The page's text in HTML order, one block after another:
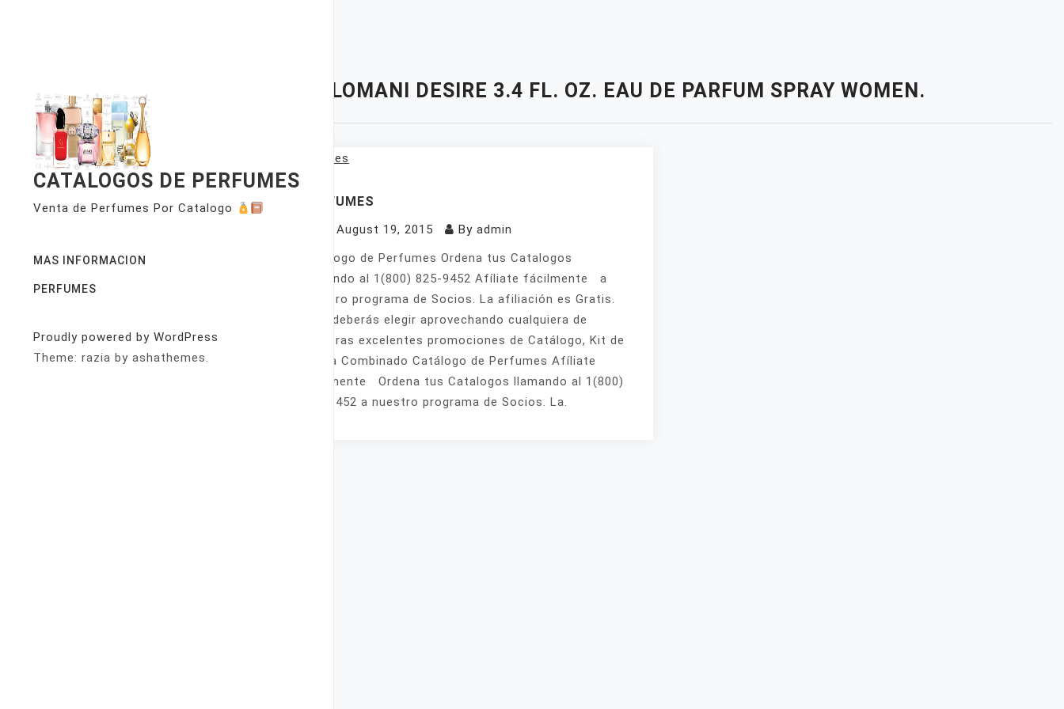
CATALOGOS DE PERFUMES
Venta de Perfumes Por Catalogo
MAS INFORMACION
PERFUMES
Proudly powered by WordPress
Theme: razia by ashathemes.
LOMANI DESIRE 3.4 FL. OZ. EAU DE PARFUM SPRAY WOMEN.
PERFUMES
August 19, 2015 By admin
Catálogo de Perfumes Ordena tus Catalogos
llamando al 1(800) 825-9452 Afíliate fácilmente a
nuestro programa de Socios. La afiliación es Gratis.
Sólo deberás elegir aprovechando cualquiera de
nuestras excelentes promociones de Catálogo, Kit de
Venta Combinado Catálogo de Perfumes Afíliate
fácilmente Ordena tus Catalogos llamando al 1(800)
825-9452 a nuestro programa de Socios. La.